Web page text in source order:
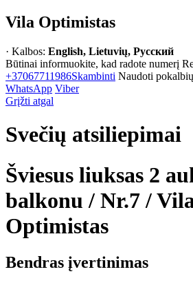
Vila Optimistas
· Kalbos: English, Lietuvių, Русский
Būtinai informuokite, kad radote numerį
+37067711986Skambinti Naudoti
WhatsApp Viber
Grįžti atgal
Svečių atsiliepimai
Šviesus liuksas 2
balkonu / Nr.7 /
Optimistas
Bendras įvertinimas